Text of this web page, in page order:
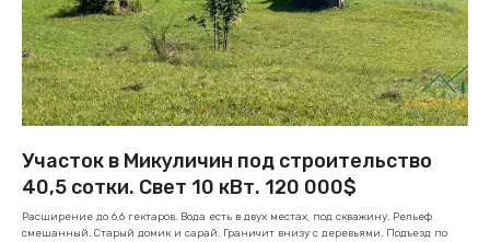
Участок в Микуличин под строительство
40,5 сотки. Свет 10 кВт. 120 000$
Расширение до 6,6 гектаров. Вода есть в двух местах, под скважину. Рельеф
смешанный. Старый домик и сарай. Граничит внизу с деревьями. Подъезд по